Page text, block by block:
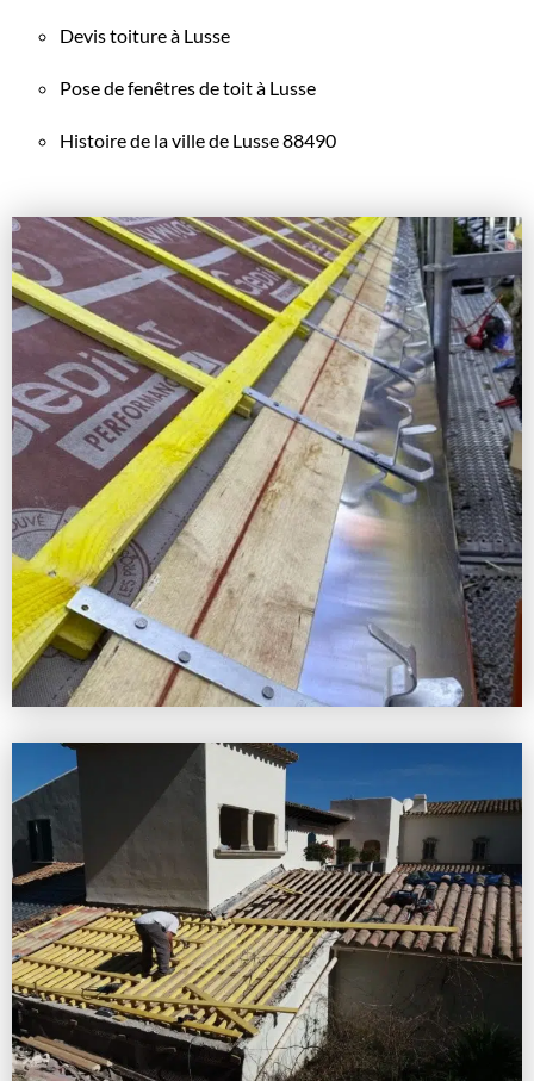
Devis toiture à Lusse
Pose de fenêtres de toit à Lusse
Histoire de la ville de Lusse 88490